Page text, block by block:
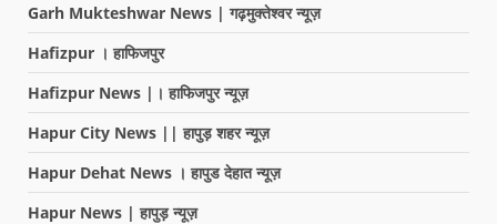
Garh Mukteshwar News | गढ़मुक्तेश्वर न्यूज़
Hafizpur । हाफिजपुर
Hafizpur News |। हाफिजपुर न्यूज़
Hapur City News || हापुड़ शहर न्यूज़
Hapur Dehat News । हापुड देहात न्यूज़
Hapur News | हापुड़ न्यूज़